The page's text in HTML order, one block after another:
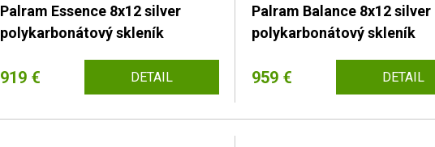
Palram Essence 8x12 silver
polykarbonátový skleník
919 € DETAIL
Palram Balance 8x12 silver
polykarbonátový skleník
959 € DETAIL